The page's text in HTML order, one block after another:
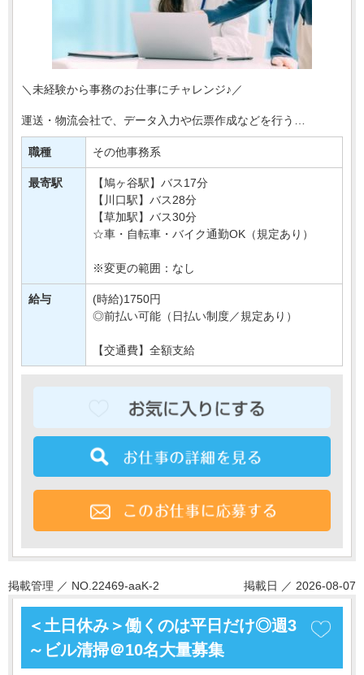
＼未経験から事務のお仕事にチャレンジ♪／
運送・物流会社で、データ入力や伝票作成などを行う
事務スタッフを募集します＊
お任せするのは、入出荷に関する情報入力や
書類整理など、物流を支えるサポート・・・
職種 その他事務系
最寄駅
【鳩ヶ谷駅】バス17分
【川口駅】バス28分
【草加駅】バス30分
☆車・自転車・バイク通勤OK（規定あり）
※変更の範囲：なし
給与
(時給)1750円
◎前払い可能（日払い制度／規定あり）
【交通費】全額支給
掲載管理 ／ NO.22469-aaK-2 掲載日 ／ 2026-08-07
＜土日休み＞働くのは平日だけ◎週3
～ビル清掃＠10名大量募集